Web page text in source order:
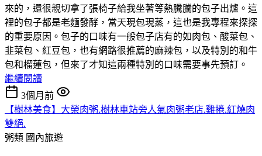
來的，還很親切拿了張椅子給我坐著等熱騰騰的包子出爐。這
裡的包子都是老麵發酵，當天現包現蒸，這也是我專程來探探
的重要原因。包子的口味有一般包子店有的如肉包、酸菜包、
韭菜包、紅豆包，也有網路很推薦的麻辣包，以及特別的和牛
包和榴蓮包，但來了才知這兩種特別的口味需要事先預訂。
繼續閱讀
3個月前
【樹林美食】大榮肉粥.樹林車站旁人氣肉粥老店.雞捲.紅燒肉
雙絕.
粥類 國內旅遊